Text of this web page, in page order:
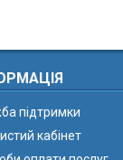
підтримки
кабінет